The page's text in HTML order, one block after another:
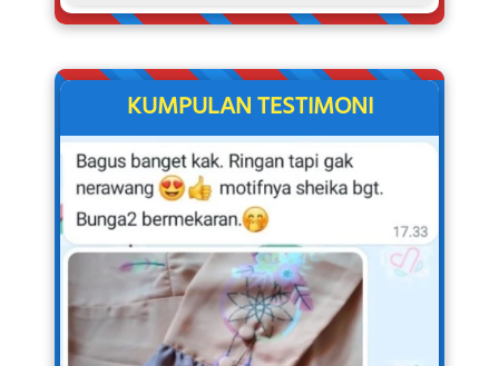
KUMPULAN TESTIMONI